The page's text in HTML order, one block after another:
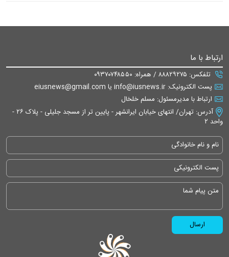
ارتباط با ما
تلفکس: ۸۸۸۲۹۲۷۵ / همراه: ۰۹۳۷۰۷۴۸۵۵۰
پست الکترونیک: info@iusnews.ir یا eiusnews@gmail.com
ارتباط با مدیرمسئول: مسلم خلخال
آدرس: تهران/ انتهای خیابان ایرانشهر - پایین تر از مسجد جلیلی - پلاک ۲۶ -
واحد ۲